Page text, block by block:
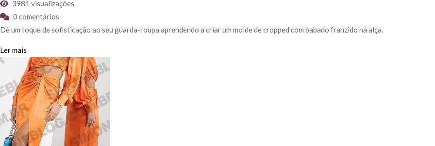
3981 visualizações
0 comentários
Dê um toque de sofisticação ao seu guarda-roupa aprendendo a criar um molde de cropped com babado franzido na alça.
Ler mais